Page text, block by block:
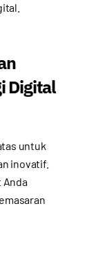
Digital
untuk
inovatif.
Anda